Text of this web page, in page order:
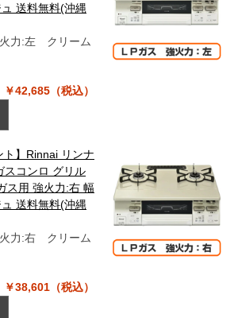
送料無料(沖縄
火力:左 クリーム
￥42,685（税込）
ト】Rinnai リンナ
スコンロ グリル
ス用 強火力:右 幅
送料無料(沖縄
火力:右 クリーム
￥38,601（税込）